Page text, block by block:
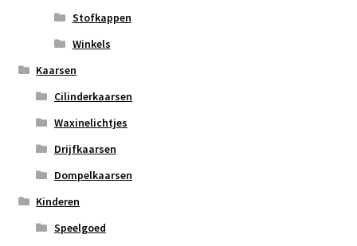
Stofkappen
Winkels
Kaarsen
Cilinderkaarsen
Waxinelichtjes
Drijfkaarsen
Dompelkaarsen
Kinderen
Speelgoed